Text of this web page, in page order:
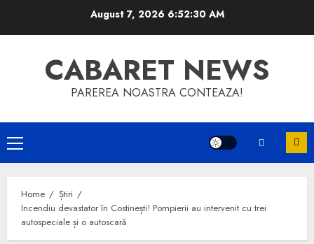
August 7, 2026 6:52:30 AM
CABARET NEWS
PAREREA NOASTRA CONTEAZA!
Primary
Menu
Home
Știri
Incendiu devastator în Costinești! Pompierii au intervenit cu trei
autospeciale și o autoscară